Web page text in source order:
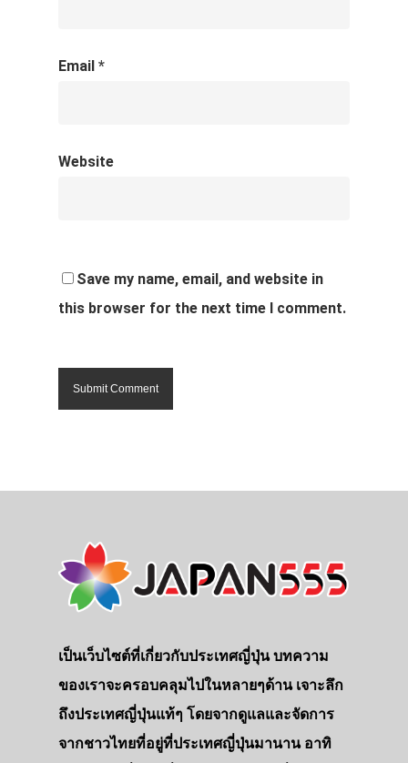
Email *
Website
Save my name, email, and website in
this browser for the next time I comment.
เป็นเว็บไซต์ที่เกี่ยวกับประเทศญี่ปุ่น บทความ
ของเราจะครอบคลุมไปในหลายๆด้าน เจาะลึก
ถึงประเทศญี่ปุ่นแท้ๆ โดยจากดูแลและจัดการ
จากชาวไทยที่อยู่ที่ประเทศญี่ปุ่นมานาน อาทิ